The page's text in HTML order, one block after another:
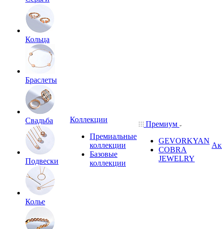
Кольца
Браслеты
Свадьба
Подвески
Колье
Коллекции
Премиальные
коллекции
Базовые
коллекции
Премиум
GEVORKYAN
COBRA
JEWELRY